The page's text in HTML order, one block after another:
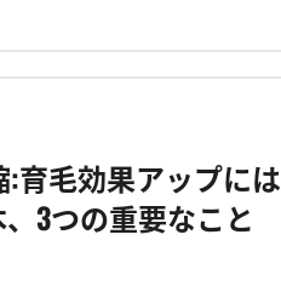
育毛効果アップには
3つの重要なこと